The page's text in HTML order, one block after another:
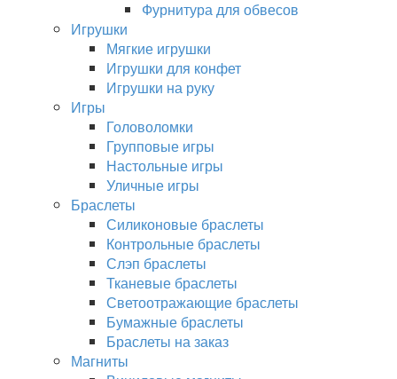
Фурнитура для обвесов
Игрушки
Мягкие игрушки
Игрушки для конфет
Игрушки на руку
Игры
Головоломки
Групповые игры
Настольные игры
Уличные игры
Браслеты
Силиконовые браслеты
Контрольные браслеты
Слэп браслеты
Тканевые браслеты
Светоотражающие браслеты
Бумажные браслеты
Браслеты на заказ
Магниты